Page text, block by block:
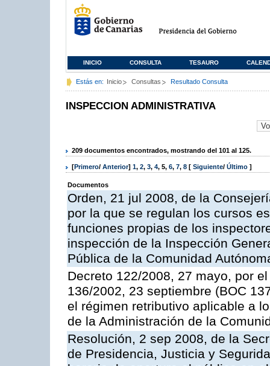
INICIO CONSULTA TESAURO
Estás en: Inicio Consultas Resultado Consulta
INSPECCION ADMINISTRATIVA
209 documentos encontrados, mostrando del 101 al 125.
[Primero/ Anterior] 1, 2, 3, 4, 5, 6, 7, 8 [ Siguiente/ Último ]
Documentos
Orden, 21 jul 2008, de la
por la que se regulan los cursos
funciones propias de los
inspección de la Inspección
Pública de la Comunidad
Decreto 122/2008, 27 mayo, por
136/2002, 23 septiembre (BOC
el régimen retributivo aplicable a
de la Administración de la
Resolución, 2 sep 2008, de la
de Presidencia, Justicia y